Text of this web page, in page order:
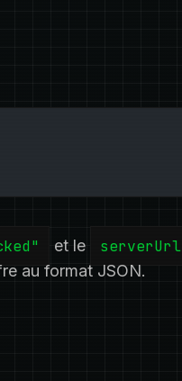
et le serverUrl
au format JSON.